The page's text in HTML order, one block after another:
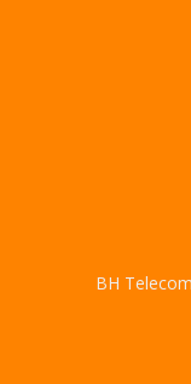
BH